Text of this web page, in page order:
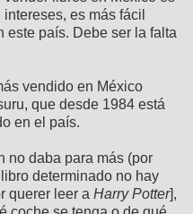
es más fácil
este país. Debe ser la falta
vendido en México
que desde 1984 está
en el país.
no daba para más (por
determinado no hay
querer leer a Harry Potter],